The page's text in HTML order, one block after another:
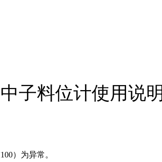
中子料位计使用说明
）为异常。